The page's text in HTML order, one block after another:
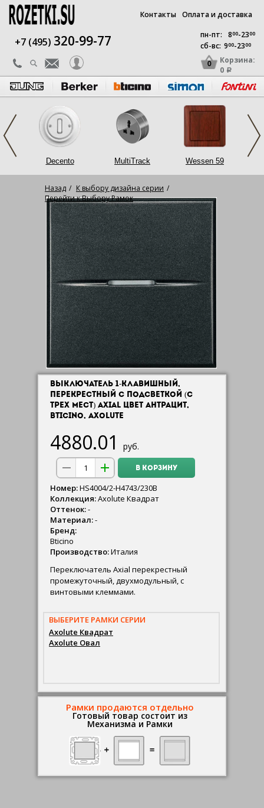
+7 (495) 320-99-77 пн-пт: 800-2300
сб-вс: 900-2300
Контакты Оплата и доставка
0
Корзина:
0 a
Decento MultiTrack Wessen 59
Назад
К выбору дизайна серии
Перейти к Выбору Рамок
ВЫКЛЮЧАТЕЛЬ 1-КЛАВИШНЫЙ,
ПЕРЕКРЕСТНЫЙ С ПОДСВЕТКОЙ (С
ТРЕХ МЕСТ) AXIAL ЦВЕТ АНТРАЦИТ,
BTICINO, AXOLUTE
4880.01 руб.
В КОРЗИНУ
ВЫБЕРИТЕ РАМКИ СЕРИИ
Axolute Квадрат
Axolute Овал
Номер:HS4004/2-H4743/230B
Коллекция:Axolute Квадрат
Оттенок:-
Материал:-
Бренд:
Bticino
Производство:Италия
Переключатель Axial перекрестный
промежуточный, двухмодульный, с
винтовыми клеммами.
Рамки продаются отдельно
Готовый товар состоит из
Механизма и Рамки